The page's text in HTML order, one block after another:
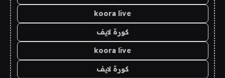
koora live
كورة لايف
koora live
كورة لايف